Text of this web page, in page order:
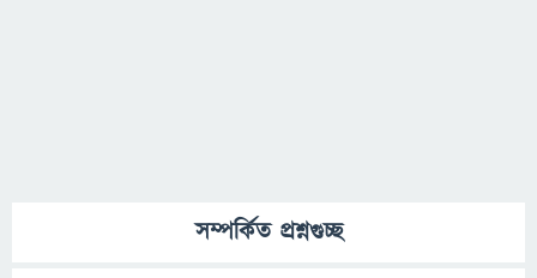
সম্পর্কিত প্রশ্নগুচ্ছ